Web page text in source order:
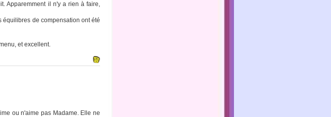
Apparemment il n'y a rien à faire,
équilibres de compensation ont été
et excellent.
ou n'aime pas Madame. Elle ne